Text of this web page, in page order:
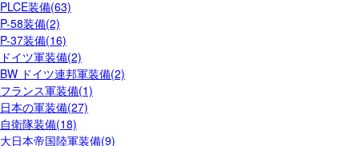
PLCE装備(63)
P-58装備(2)
P-37装備(16)
ドイツ軍装備(2)
BW ドイツ連邦軍装備(2)
フランス軍装備(1)
日本の軍装備(27)
自衛隊装備(18)
大日本帝国陸軍装備(9)